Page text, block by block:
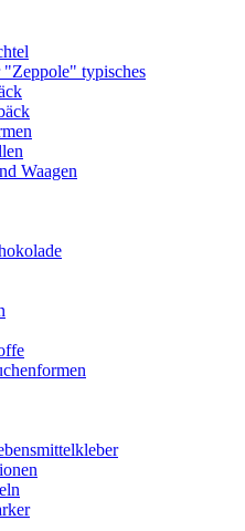
"Zeppole" typisches
Waagen